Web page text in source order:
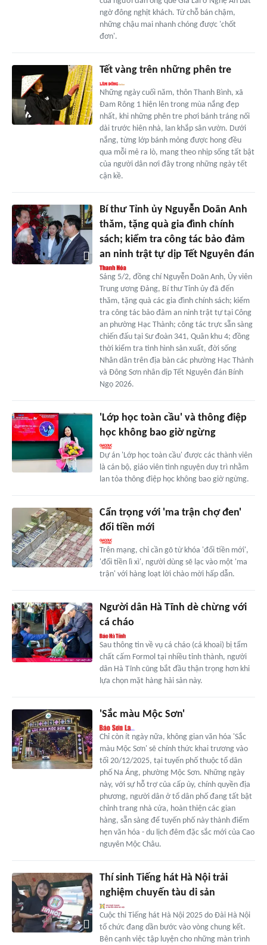
ngờ đông nghịt khách. Từ chỗ bán chậm,
những chậu mai nhanh chóng được 'chốt
đơn'.
Tết vàng trên những phên tre
Những ngày cuối năm, thôn Thanh Bình, xã
Đam Rông 1 hiện lên trong mùa nắng đẹp
nhất, khi những phên tre phơi bánh tráng nối
dài trước hiên nhà, lan khắp sân vườn. Dưới
nắng, từng lớp bánh mỏng được hong đều
qua mỗi mẻ ra lò, mang theo nhịp sống tất bật
của người dân nơi đây trong những ngày tết
cận kề.
Bí thư Tỉnh ủy Nguyễn Doãn Anh
thăm, tặng quà gia đình chính
sách; kiểm tra công tác bảo đảm
an ninh trật tự dịp Tết Nguyên đán
Sáng 5/2, đồng chí Nguyễn Doãn Anh, Ủy viên
Trung ương Đảng, Bí thư Tỉnh ủy đã đến
thăm, tặng quà các gia đình chính sách; kiểm
tra công tác bảo đảm an ninh trật tự tại Công
an phường Hạc Thành; công tác trực sẵn sàng
chiến đấu tại Sư đoàn 341, Quân khu 4; đồng
thời kiểm tra tình hình sản xuất, đời sống
Nhân dân trên địa bàn các phường Hạc Thành
và Đông Sơn nhân dịp Tết Nguyên đán Bính
Ngọ 2026.
'Lớp học toàn cầu' và thông điệp
học không bao giờ ngừng
Dự án 'Lớp học toàn cầu' được các thành viên
là cán bộ, giáo viên tình nguyện duy trì nhằm
lan tỏa thông điệp học không bao giờ ngừng.
Cẩn trọng với 'ma trận chợ đen'
đổi tiền mới
Trên mạng, chỉ cần gõ từ khóa 'đổi tiền mới',
'đổi tiền lì xì', người dùng sẽ lạc vào một 'ma
trận' với hàng loạt lời chào mời hấp dẫn.
Người dân Hà Tĩnh dè chừng với
cá cháo
Sau thông tin về vụ cá cháo (cá khoai) bị tẩm
chất cấm Formol tại nhiều tỉnh thành, người
dân Hà Tĩnh cũng bắt đầu thận trọng hơn khi
lựa chọn mặt hàng hải sản này.
'Sắc màu Mộc Sơn'
Chỉ còn ít ngày nữa, không gian văn hóa 'Sắc
màu Mộc Sơn' sẽ chính thức khai trương vào
tối 20/12/2025, tại tuyến phố thuộc tổ dân
phố Na Áng, phường Mộc Sơn. Những ngày
này, với sự hỗ trợ của cấp ủy, chính quyền địa
phương, người dân ở tổ dân phố đang tất bật
chỉnh trang nhà cửa, hoàn thiện các gian
hàng, sẵn sàng để tuyến phố này thành điểm
hẹn văn hóa - du lịch đêm đặc sắc mới của Cao
nguyên Mộc Châu.
Thí sinh Tiếng hát Hà Nội trải
nghiệm chuyến tàu di sản
Cuộc thi Tiếng hát Hà Nội 2025 do Đài Hà Nội
tổ chức đang dần bước vào vòng chung kết.
Bên cạnh việc tập luyện cho những màn trình